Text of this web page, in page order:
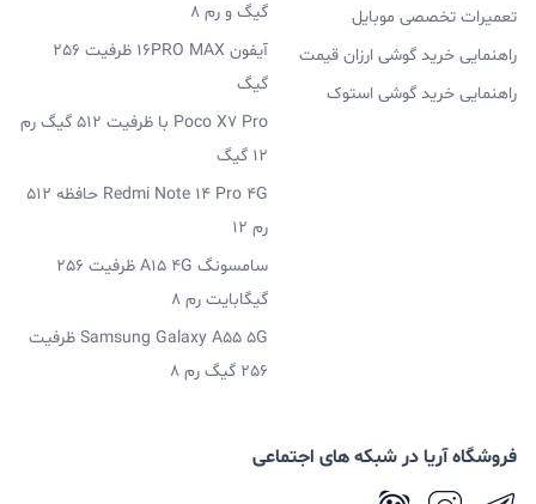
تعمیرات تخصصی موبایل
راهنمایی خرید گوشی ارزان قیمت
راهنمایی خرید گوشی استوک
گیگ و رم 8
آیفون 16PRO MAX ظرفیت 256
گیگ
Poco X7 Pro با ظرفیت 512 گیگ رم
12 گیگ
Redmi Note 14 Pro 4G حافظه 512
رم 12
سامسونگ A15 4G ظرفیت 256
گیگابایت رم 8
Samsung Galaxy A55 5G ظرفیت
256 گیگ رم 8
فروشگاه آریا در شبکه های اجتماعی